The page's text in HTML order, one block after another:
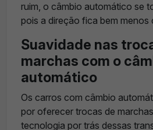
ruim, o câmbio automático se
pois a direção fica bem menos
Suavidade nas
marchas com o
automático
Os carros com câmbio
por oferecer trocas de
tecnologia por trás dessas